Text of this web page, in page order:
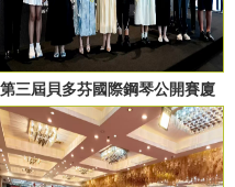
第三屆貝多芬國際鋼琴公開賽廈
門賽區圓滿落幕